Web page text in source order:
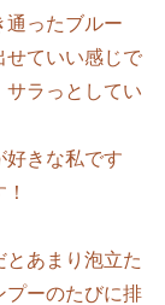
通ったブルー
せていい感じで
サラっとしてい
好きな私です
あまり泡立た
プーのたびに排